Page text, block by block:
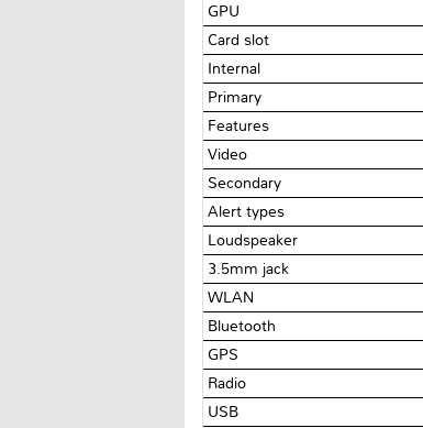
GPU
Card slot
Internal
Primary
Features
Video
Secondary
Alert types
Loudspeaker
3.5mm jack
WLAN
Bluetooth
GPS
Radio
USB